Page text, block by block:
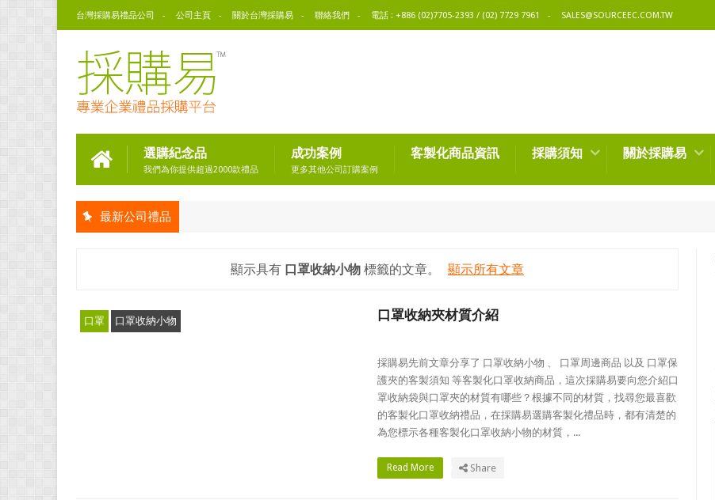
台灣採購易禮品公司 公司主頁 關於台灣採購易 聯絡我們 電話 : +886 (02)7705-2393 / (02) 7729 7961 SALES@SOURCEEC.COM.TW
選購紀念品
我們為你提供超過2000款禮品
成功案例
更多其他公司訂購案例
客製化商品資訊 採購須知 關於採購易
最新公司禮品
顯示具有 口罩收納小物標籤的文章。 顯示所有文章
口罩 口罩收納小物 口罩收納夾材質介紹
採購易先前文章分享了 口罩收納小物 、 口罩周邊商品 以及 口罩保
護夾的客製須知 等客製化口罩收納商品，這次採購易要向您介紹口
罩收納袋與口罩夾的材質有哪些？根據不同的材質，找尋您最喜歡
的客製化口罩收納禮品，在採購易選購客製化禮品時，都有清楚的
為您標示各種客製化口罩收納小物的材質，...
Read More Share